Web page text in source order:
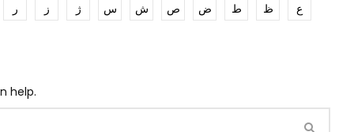
ر ز ژ س ش ص ض ط ظ
ع
help.